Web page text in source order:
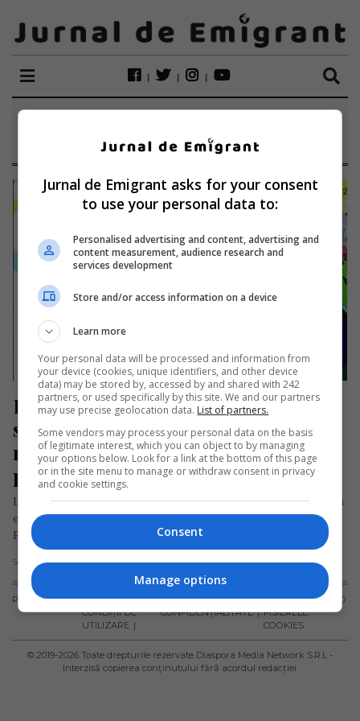
ROAMING
Românii care călătoresc în
străinătate vor beneficia de
roaming gratuit pe teritoriul UE
până în 2032
Liderii europeni au hotărât în prima jumătate a lunii aprilie să
extindă roaming-ul, fără taxe suplimentare, în Uniunea
Europeană până…
Scris de Daniela Stoica- marți, 19 aprilie 2022
PUBLICITATE
TERMENI ȘI
CONDIȚII DE
UTILIZARE
POLITICA DE
CONFIDENȚIALITATE
POLITICA PRIVIND
FISIERELE
COOKIES
© 2019-2026 Toate drepturile rezervate Diaspora Media Network S.R.L -
Interzisă copierea conținutului fără acordul redacției.
Jurnal de Emigrant asks for your consent
to use your personal data to:
Personalised advertising and content, advertising and
content measurement, audience research and
services development
Store and/or access information on a device
Learn more
Your personal data will be processed and information from
your device (cookies, unique identifiers, and other device
data) may be stored by, accessed by and shared with 242
partners, or used specifically by this site. We and our partners
may use precise geolocation data. List of partners.
Some vendors may process your personal data on the basis
of legitimate interest, which you can object to by managing
your options below. Look for a link at the bottom of this page
or in the site menu to manage or withdraw consent in privacy
and cookie settings.
Consent
Manage options